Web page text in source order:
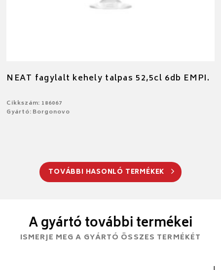
NEAT fagylalt kehely talpas 52,5cl 6db EMPI.
Cikkszám: 186067
Gyártó: Borgonovo
TOVÁBBI HASONLÓ TERMÉKEK
A gyártó további termékei
ISMERJE MEG A GYÁRTÓ ÖSSZES TERMÉKÉT